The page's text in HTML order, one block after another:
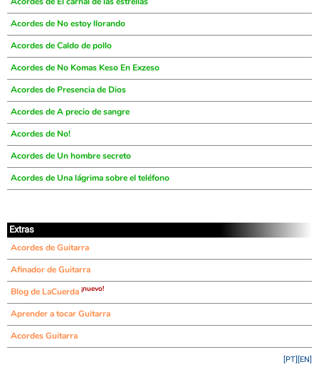
Acordes de No estoy llorando
Acordes de Caldo de pollo
Acordes de No Komas Keso En Exzeso
Acordes de Presencia de Dios
Acordes de A precio de sangre
Acordes de No!
Acordes de Un hombre secreto
Acordes de Una lágrima sobre el teléfono
Extras
Acordes de Guitarra
Afinador de Guitarra
Blog de LaCuerda ¡nuevo!
Aprender a tocar Guitarra
Acordes Guitarra
[EN]
[PT]